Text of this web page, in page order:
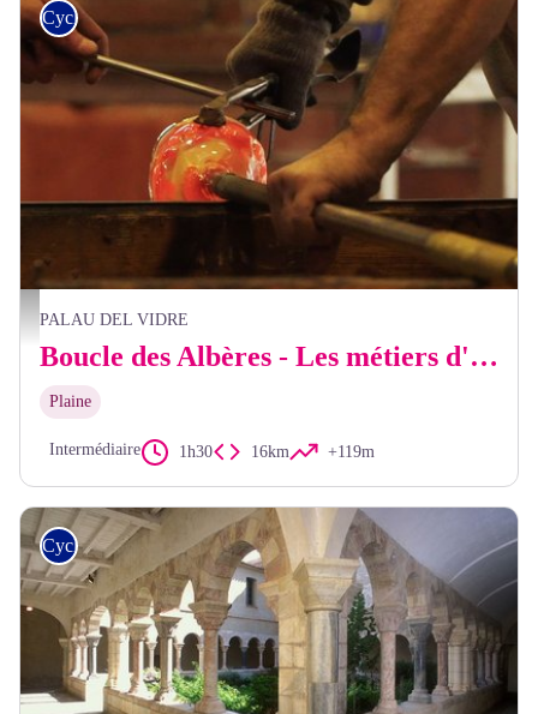
OTI
Cyclo
PALAU DEL VIDRE
Boucle des Albères - Les métiers d'hier et d'aujourd'hui
Plaine
Intermédiaire 1h30 16km +119m
Cyclo